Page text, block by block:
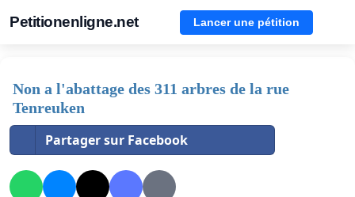
Petitionenligne.net Lancer une pétition
Non a l'abattage des 311 arbres de la rue
Tenreuken
Partager sur Facebook